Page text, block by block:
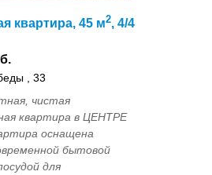
квартира, 45 м2, 4/4
, 33
чистая
квартира в ЦЕНТРЕ
оснащена
бытовой
для